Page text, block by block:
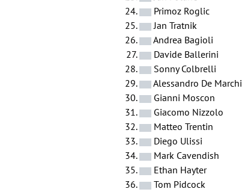
Primoz Roglic
Jan Tratnik
Andrea Bagioli
Davide Ballerini
Sonny Colbrelli
Alessandro De Marchi
Gianni Moscon
Giacomo Nizzolo
Matteo Trentin
Diego Ulissi
Mark Cavendish
Ethan Hayter
Tom Pidcock